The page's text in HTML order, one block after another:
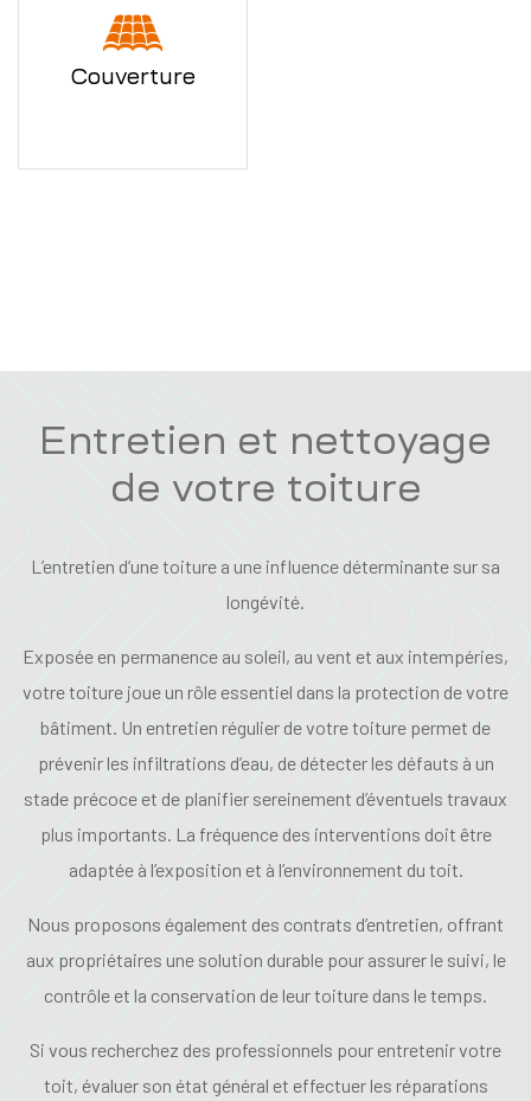
Couverture
Entretien et nettoyage
de votre toiture
L’entretien d’une toiture a une influence déterminante sur sa
longévité.
Exposée en permanence au soleil, au vent et aux intempéries,
votre toiture joue un rôle essentiel dans la protection de votre
bâtiment. Un entretien régulier de votre toiture permet de
prévenir les infiltrations d’eau, de détecter les défauts à un
stade précoce et de planifier sereinement d’éventuels travaux
plus importants. La fréquence des interventions doit être
adaptée à l’exposition et à l’environnement du toit.
Nous proposons également des contrats d’entretien, offrant
aux propriétaires une solution durable pour assurer le suivi, le
contrôle et la conservation de leur toiture dans le temps.
Si vous recherchez des professionnels pour entretenir votre
toit, évaluer son état général et effectuer les réparations